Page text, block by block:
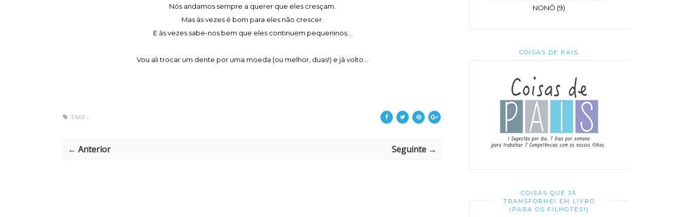
Nós andamos sempre a querer que eles cresçam.
Mas às vezes é bom para eles não crescer.
E às vezes sabe-nos bem que eles continuem pequeninos...
Vou ali trocar um dente por uma moeda (ou melhor, duas!) e já volto...
TAGS :
← Anterior Seguinte →
NONÔ (9)
COISAS DE PAIS
COISAS QUE JÁ
TRANSFORMEI EM LIVRO
(PARA OS FILHOTES!)